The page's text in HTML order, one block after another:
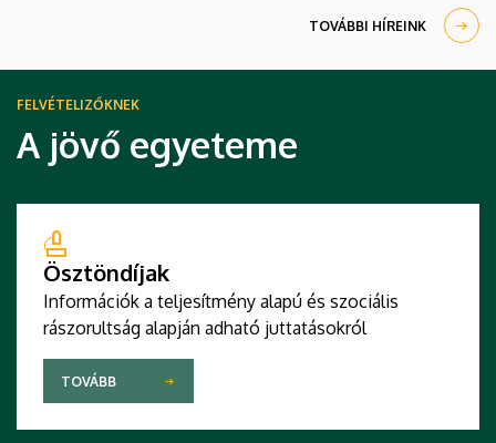
TOVÁBBI HÍREINK
FELVÉTELIZŐKNEK
A jövő egyeteme
Ösztöndíjak
Információk a teljesítmény alapú és szociális
rászorultság alapján adható juttatásokról
TOVÁBB